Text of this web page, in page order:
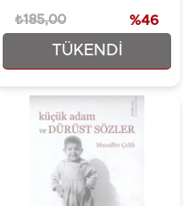
TÜKENDI
₺99,00
₺185,00 %46